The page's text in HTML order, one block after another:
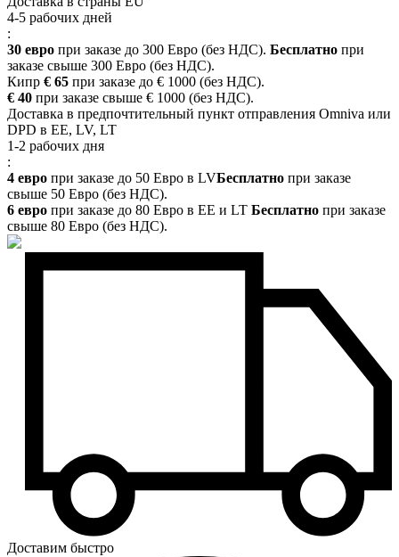
4-5 рабочих дней
:
30 евро при заказе до 300 Евро (без НДС). Бесплатно при
заказе свыше 300 Евро (без НДС).
Кипр € 65 при заказе до € 1000 (без НДС).
€ 40 при заказе свыше € 1000 (без НДС).
Доставка в предпочтительный пункт отправления Omniva или
DPD в EE, LV, LT
1-2 рабочих дня
:
4 евро при заказе до 50 Евро в LVБесплатно при заказе
свыше 50 Евро (без НДС).
6 евро при заказе до 80 Евро в EE и LT Бесплатно при заказе
свыше 80 Евро (без НДС).
Доставим быстро